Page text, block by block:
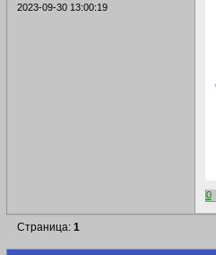
2023-09-30 13:00:19
0
Страница: 1